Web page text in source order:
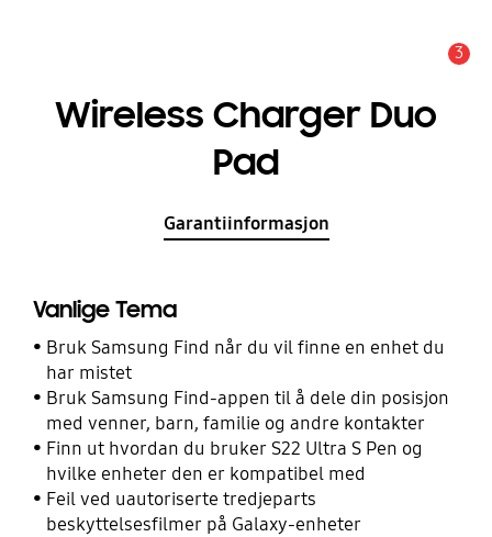
3
Wireless Charger Duo
Pad
Garantiinformasjon
Vanlige Tema
Bruk Samsung Find når du vil finne en enhet du
har mistet
Bruk Samsung Find-appen til å dele din posisjon
med venner, barn, familie og andre kontakter
Finn ut hvordan du bruker S22 Ultra S Pen og
hvilke enheter den er kompatibel med
Feil ved uautoriserte tredjeparts
beskyttelsesfilmer på Galaxy-enheter